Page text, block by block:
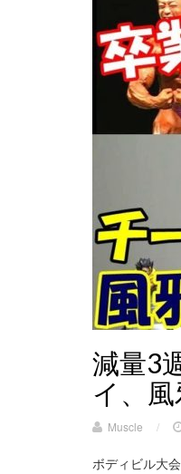
減量3
イ、
Muscle /
ボディビル大